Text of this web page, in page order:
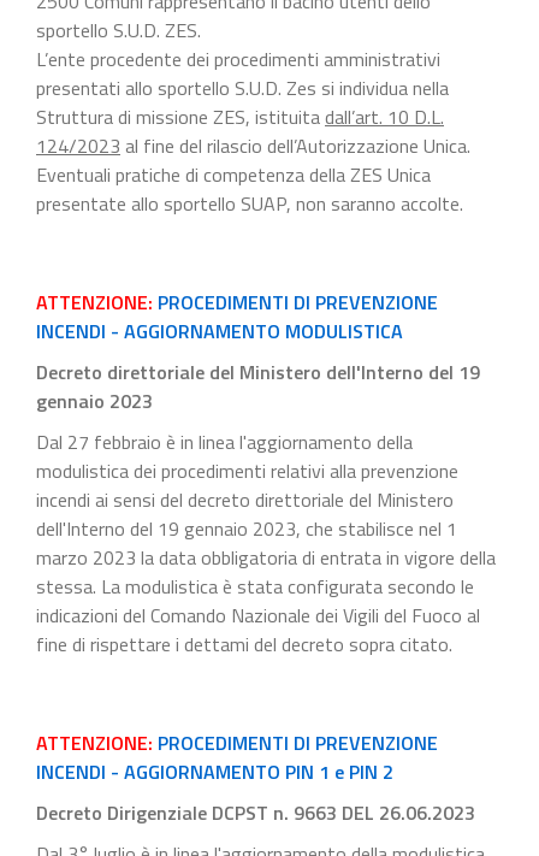
sportello S.U.D. ZES.
L’ente procedente dei procedimenti amministrativi
presentati allo sportello S.U.D. Zes si individua nella
Struttura di missione ZES, istituitadall’art. 10 D.L.
124/2023 al fine del rilascio dell’Autorizzazione Unica.
Eventuali pratiche di competenza della ZES Unica
presentate allo sportello SUAP, non saranno accolte.
ATTENZIONE: PROCEDIMENTI DI PREVENZIONE
INCENDI - AGGIORNAMENTO MODULISTICA
Decreto direttoriale del Ministero dell'Interno del 19
gennaio 2023
Dal 27 febbraio è in linea l'aggiornamento della
modulistica dei procedimenti relativi alla prevenzione
incendi ai sensi del decreto direttoriale del Ministero
dell'Interno del 19 gennaio 2023, che stabilisce nel 1
marzo 2023 la data obbligatoria di entrata in vigore della
stessa. La modulistica è stata configurata secondo le
indicazioni del Comando Nazionale dei Vigili del Fuoco al
fine di rispettare i dettami del decreto sopra citato.
ATTENZIONE: PROCEDIMENTI DI PREVENZIONE
INCENDI - AGGIORNAMENTO PIN 1 e PIN 2
Decreto Dirigenziale DCPST n. 9663 DEL 26.06.2023